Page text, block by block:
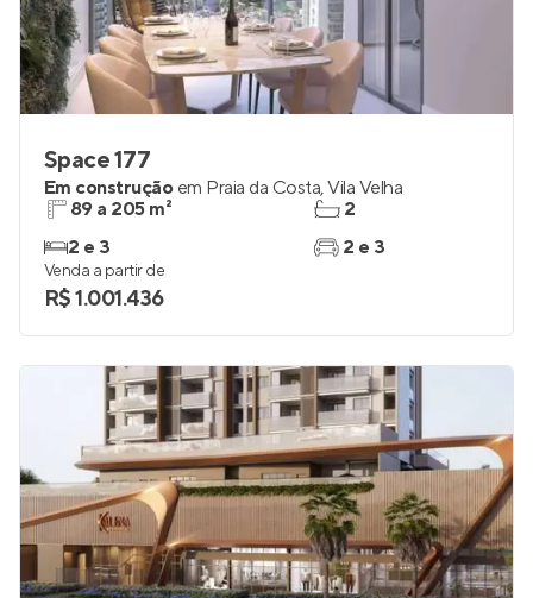
Space 177
Em construção em Praia da Costa,Vila Velha
89 a 205 m²
2 e 3
2
2 e 3
Venda a partir de
R$ 1.001.436